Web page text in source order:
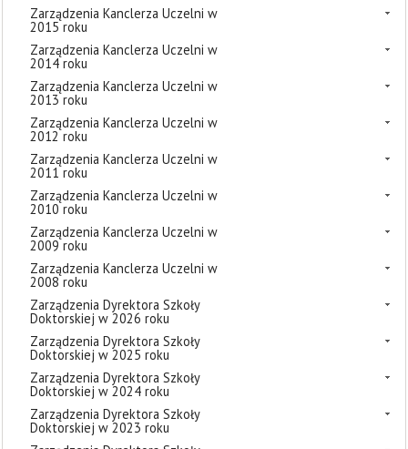
Zarządzenia Kanclerza Uczelni w
2015 roku
Zarządzenia Kanclerza Uczelni w
2014 roku
Zarządzenia Kanclerza Uczelni w
2013 roku
Zarządzenia Kanclerza Uczelni w
2012 roku
Zarządzenia Kanclerza Uczelni w
2011 roku
Zarządzenia Kanclerza Uczelni w
2010 roku
Zarządzenia Kanclerza Uczelni w
2009 roku
Zarządzenia Kanclerza Uczelni w
2008 roku
Zarządzenia Dyrektora Szkoły
Doktorskiej w 2026 roku
Zarządzenia Dyrektora Szkoły
Doktorskiej w 2025 roku
Zarządzenia Dyrektora Szkoły
Doktorskiej w 2024 roku
Zarządzenia Dyrektora Szkoły
Doktorskiej w 2023 roku